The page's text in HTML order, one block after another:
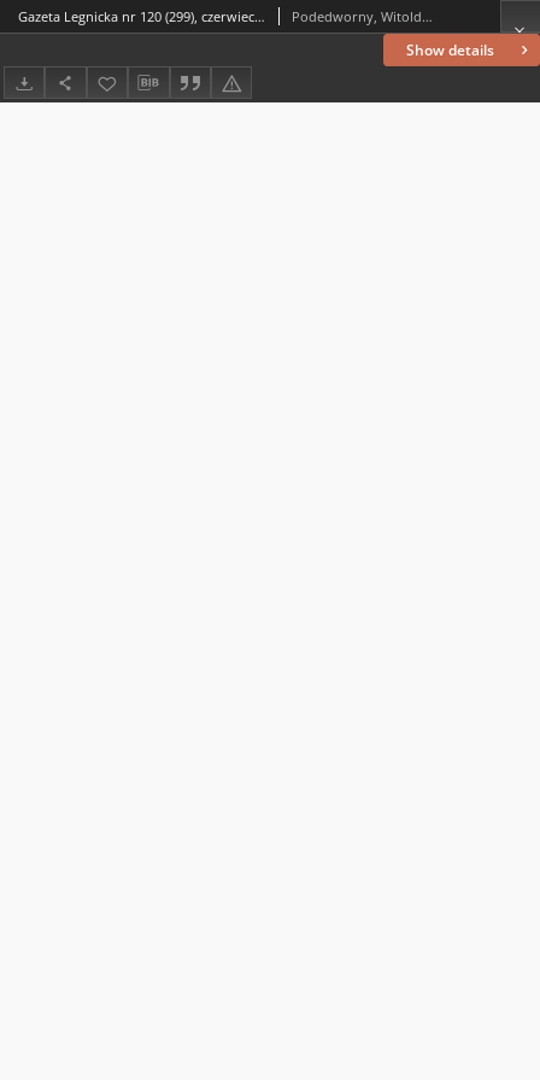
Show details
Gazeta Legnicka nr 120 (299), czerwiec `92 Podedworny, Witold (1949– ) (red. nacz.)